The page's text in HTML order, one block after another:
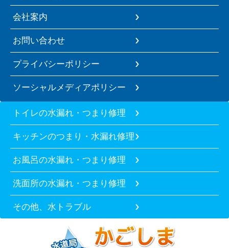
会社案内
お問い合わせ
プライバシーポリシー
ソーシャルメディアポリシー
トイレの水漏れ・つまり修理
キッチンのつまり・水漏れ修理
お風呂の水漏れ・つまり修理
洗面所の水漏れ・つまり修理
その他、水トラブル